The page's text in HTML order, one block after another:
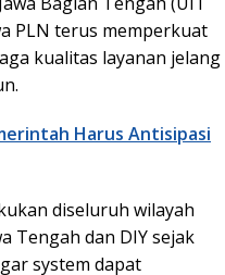
PLN terus memperkuat
kualitas layanan jelang
Harus Antisipasi
diseluruh wilayah
Tengah dan DIY sejak
system dapat